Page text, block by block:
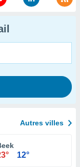
Autres villes
12°